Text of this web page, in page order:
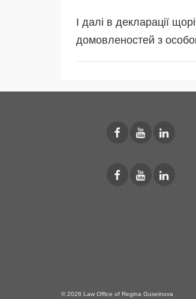
І далі в декларації
домовленостей з
© 2026 Law Office of Regina Guseinova